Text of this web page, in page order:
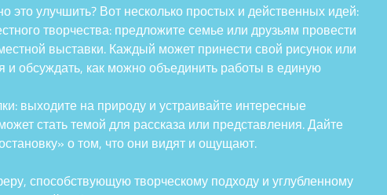
это улучшить? Вот несколько простых и действенных идей:
творчества: предложите семье или друзьям провести
выставки. Каждый может принести свой рисунок или
и обсуждать, как можно объединить работы в единую
выходите на природу и устраивайте интересные
стать темой для рассказа или представления. Дайте
о том, что они видят и ощущают.
способствующую творческому подходу и углубленному